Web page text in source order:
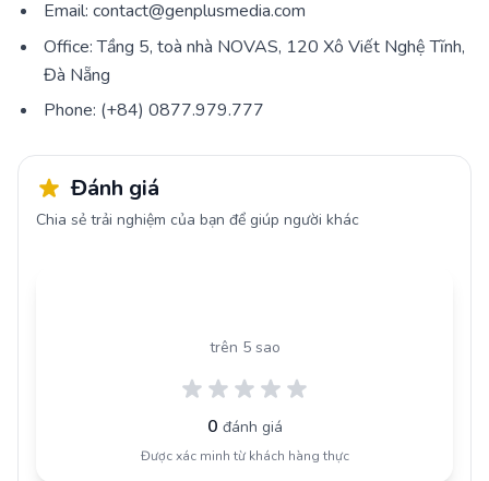
Email: contact@genplusmedia.com
Office: Tầng 5, toà nhà NOVAS, 120 Xô Viết Nghệ Tĩnh,
Đà Nẵng
Phone: (+84) 0877.979.777
Đánh giá
Chia sẻ trải nghiệm của bạn để giúp người khác
trên 5 sao
0 đánh giá
Được xác minh từ khách hàng thực